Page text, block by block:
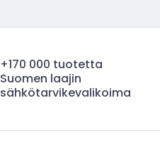
+170 000 tuotetta
Suomen laajin
sähkötarvikevalikoima